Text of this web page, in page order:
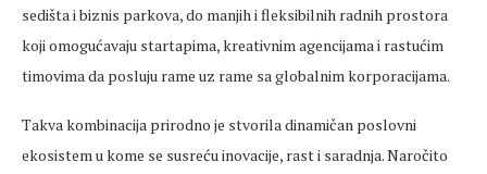
sedištai biznis parkova, do manjih i fleksibilnih radnih prostora
koji omogućavaju startapima, kreativnim agencijama i rastućim
timovima da posluju rame uz rame sa globalnim korporacijama.
Takva kombinacija prirodno je stvorila dinamičan poslovni
ekosistem u kome se susreću inovacije, rast i saradnja. Naročito